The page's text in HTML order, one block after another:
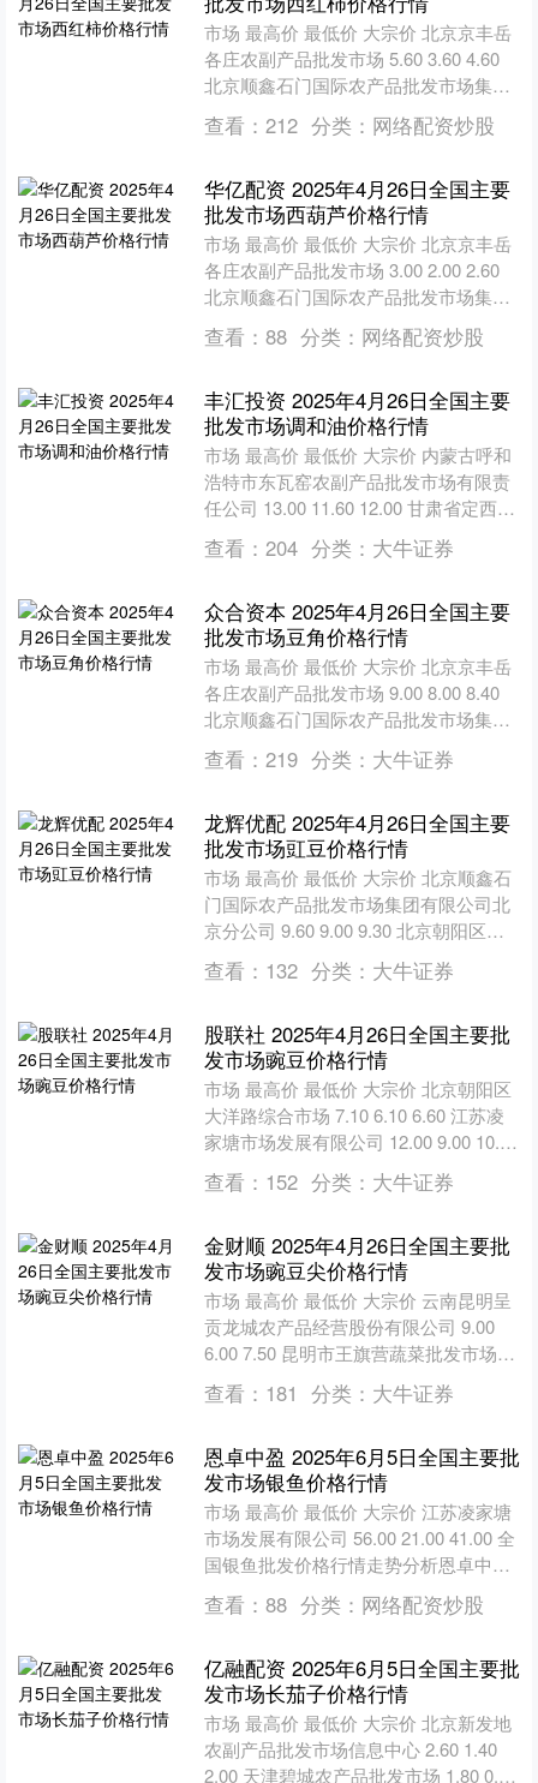
市场 最高价 最低价 大宗价 北京京丰岳
各庄农副产品批发市场 5.60 3.60 4.60
北京顺鑫石门国际农产品批发市场集团
有限公司北京分公司 4.60 4.....
查看： 212 分类： 网络配资炒股
华亿配资 2025年4月26日全国主要
批发市场西葫芦价格行情
市场 最高价 最低价 大宗价 北京京丰岳
各庄农副产品批发市场 3.00 2.00 2.60
北京顺鑫石门国际农产品批发市场集团
有限公司北京分公司 2.00 1.....
查看： 88 分类： 网络配资炒股
丰汇投资 2025年4月26日全国主要
批发市场调和油价格行情
市场 最高价 最低价 大宗价 内蒙古呼和
浩特市东瓦窑农副产品批发市场有限责
任公司 13.00 11.60 12.00 甘肃省定西市
安定马铃薯综合交易中心 5.0....
查看： 204 分类： 大牛证券
众合资本 2025年4月26日全国主要
批发市场豆角价格行情
市场 最高价 最低价 大宗价 北京京丰岳
各庄农副产品批发市场 9.00 8.00 8.40
北京顺鑫石门国际农产品批发市场集团
有限公司北京分公司 8.00 7.....
查看： 219 分类： 大牛证券
龙辉优配 2025年4月26日全国主要
批发市场豇豆价格行情
市场 最高价 最低价 大宗价 北京顺鑫石
门国际农产品批发市场集团有限公司北
京分公司 9.60 9.00 9.30 北京朝阳区大
洋路综合市场 9.10 6.10 ....
查看： 132 分类： 大牛证券
股联社 2025年4月26日全国主要批
发市场豌豆价格行情
市场 最高价 最低价 大宗价 北京朝阳区
大洋路综合市场 7.10 6.10 6.60 江苏凌
家塘市场发展有限公司 12.00 9.00 10.00
寿光地利农产....
查看： 152 分类： 大牛证券
金财顺 2025年4月26日全国主要批
发市场豌豆尖价格行情
市场 最高价 最低价 大宗价 云南昆明呈
贡龙城农产品经营股份有限公司 9.00
6.00 7.50 昆明市王旗营蔬菜批发市场有
限公司 -- -- 6.50 新疆....
查看： 181 分类： 大牛证券
恩卓中盈 2025年6月5日全国主要批
发市场银鱼价格行情
市场 最高价 最低价 大宗价 江苏凌家塘
市场发展有限公司 56.00 21.00 41.00 全
国银鱼批发价格行情走势分析恩卓中盈
从今日全国银鱼批发市场价格上....
查看： 88 分类： 网络配资炒股
亿融配资 2025年6月5日全国主要批
发市场长茄子价格行情
市场 最高价 最低价 大宗价 北京新发地
农副产品批发市场信息中心 2.60 1.40
2.00 天津碧城农产品批发市场 1.80 0.60